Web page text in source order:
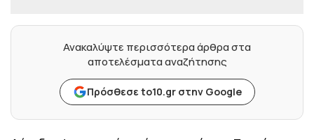
Ανακαλύψτε περισσότερα άρθρα στα
αποτελέσματα αναζήτησης
Πρόσθεσε to10.gr στην Google